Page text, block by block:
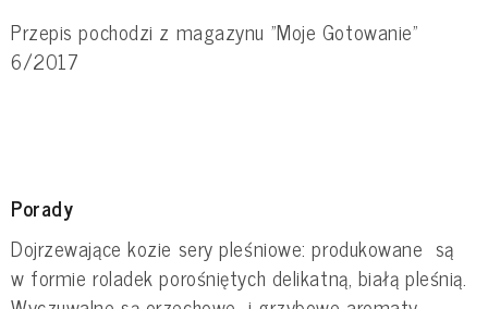
Przepis pochodzi z magazynu "Moje Gotowanie"
6/2017
Porady
Dojrzewające kozie sery pleśniowe: produkowane są
w formie roladek porośniętych delikatną, białą pleśnią.